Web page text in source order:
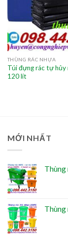
THÙNG RÁC NHỰA
Túi đựng rác tự hủy
120 lít
MỚI NHẤT